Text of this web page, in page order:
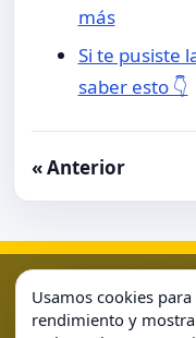
más
Si te pusiste
saber esto 👇
« Anterior
Política de Cookies
Usamos cookies
rendimiento y